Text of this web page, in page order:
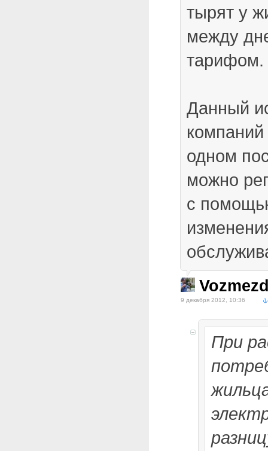
тырят у
между
тарифом.
Данный
одном
можно
с
9 декабря 2012, 10:36
При